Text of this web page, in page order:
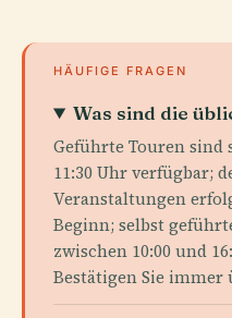
HÄUFIGE FRAGEN
Was sind die
Geführte Touren sind
11:30 Uhr verfügbar;
Veranstaltungen
Beginn; selbst
zwischen 10:00 und
Bestätigen Sie immer